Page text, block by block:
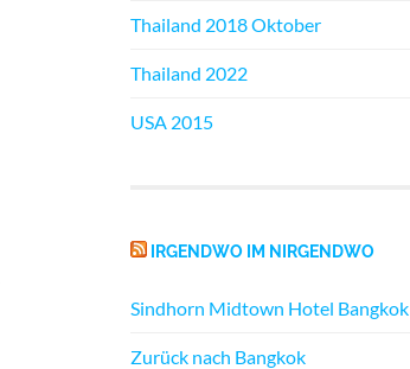
Thailand 2018 Oktober
Thailand 2022
USA 2015
IRGENDWO IM NIRGENDWO
Sindhorn Midtown Hotel Bangkok
Zurück nach Bangkok